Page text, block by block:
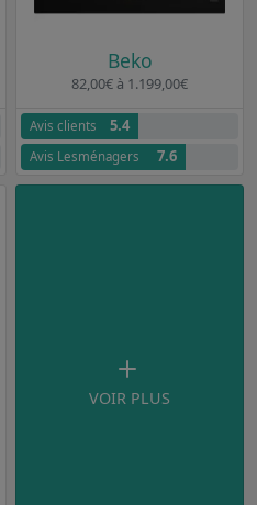
Beko
82,00€ à 1.199,00€
Avis clients 5.4
Avis Lesménagers 7.6
VOIR PLUS